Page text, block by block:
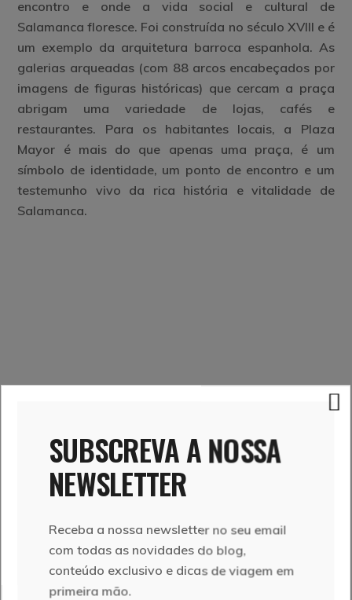
encontro e onde a vida social e cultural de
Salamanca floresce. Foi construída no século XVIII e é
um exemplo da arquitetura barroca espanhola. As
galerias arqueadas (com 88 arcos encabeçados por
imagens de figuras históricas) que cercam a praça
abrigam uma variedade de lojas, cafés e
restaurantes. Para os habitantes locais, a Plaza
Mayor é mais do que apenas uma praça, é um
símbolo de identidade, um ponto de encontro e um
testemunho vivo da rica história e vitalidade de
Salamanca.
SUBSCREVA A NOSSA
NEWSLETTER
Receba a nossa newsletter no seu email
com todas as novidades do blog,
conteúdo exclusivo e dicas de viagem em
primeira mão.